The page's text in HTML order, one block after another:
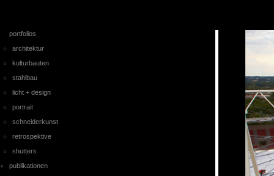
portfolios
architektur
kulturbauten
stahlbau
licht + design
portrait
schneiderkunst
retrospektive
shutters
publikationen